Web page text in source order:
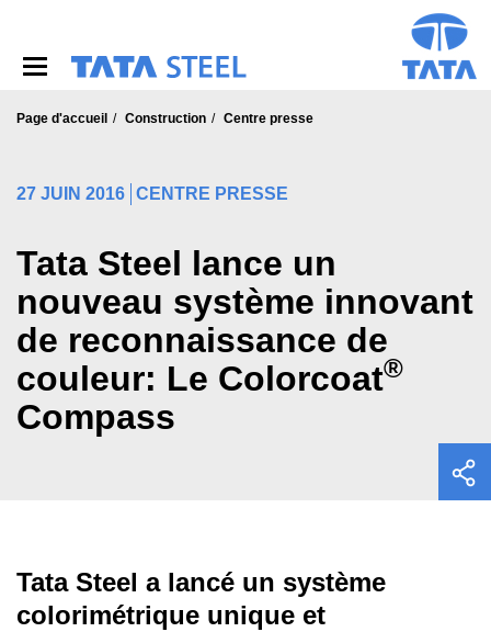
Page d'accueil Construction Centre presse
27 JUIN 2016 CENTRE PRESSE
Tata Steel lance un
nouveau système innovant
de reconnaissance de
couleur: Le Colorcoat®
Compass
Tata Steel a lancé un système
colorimétrique unique et